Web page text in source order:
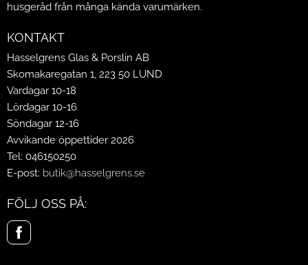
husgeråd från många kända varumärken.
KONTAKT
Hasselgrens Glas & Porslin AB
Skomakaregatan 1, 223 50 LUND
Vardagar 10-18
Lördagar 10-16
Söndagar 12-16
Avvikande öppettider 2026
Tel: 046150250
E-post: butik@hasselgrens.se
FÖLJ OSS PÅ: